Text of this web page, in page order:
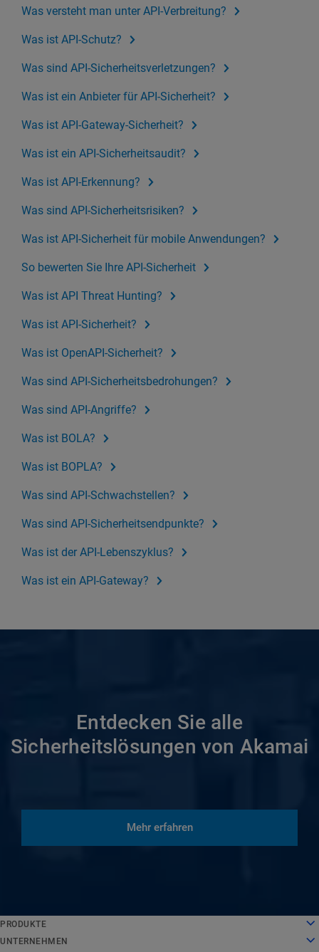
Was versteht man unter API-Verbreitung?
Was ist API-Schutz?
Was sind API-Sicherheitsverletzungen?
Was ist ein Anbieter für API-Sicherheit?
Was ist API-Gateway-Sicherheit?
Was ist ein API-Sicherheitsaudit?
Was ist API-Erkennung?
Was sind API-Sicherheitsrisiken?
Was ist API-Sicherheit für mobile Anwendungen?
So bewerten Sie Ihre API-Sicherheit
Was ist API Threat Hunting?
Was ist API-Sicherheit?
Was ist OpenAPI-Sicherheit?
Was sind API-Sicherheitsbedrohungen?
Was sind API-Angriffe?
Was ist BOLA?
Was ist BOPLA?
Was sind API-Schwachstellen?
Was sind API-Sicherheitsendpunkte?
Was ist der API-Lebenszyklus?
Was ist ein API-Gateway?
Entdecken Sie alle
Sicherheitslösungen von Akamai
Mehr erfahren
PRODUKTE
Cloud Computing
UNTERNEHMEN
English
Deutsch
Español